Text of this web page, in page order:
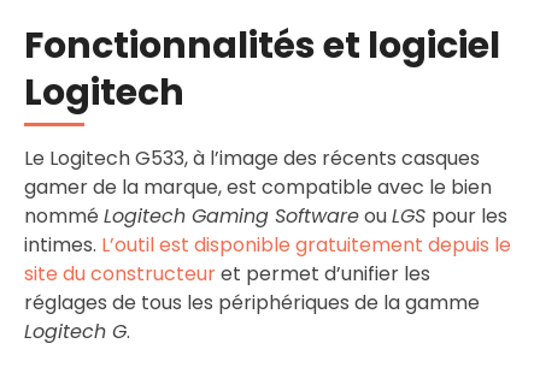
Fonctionnalités et logiciel
Logitech
Le Logitech G533, à l’image des récents casques
gamer de la marque, est compatible avec le bien
nommé Logitech Gaming SoftwareouLGS pour les
intimes. L’outil est disponible gratuitement depuis le
site du constructeuret permet d’unifier les
réglages de tous les périphériques de la gamme
Logitech G.